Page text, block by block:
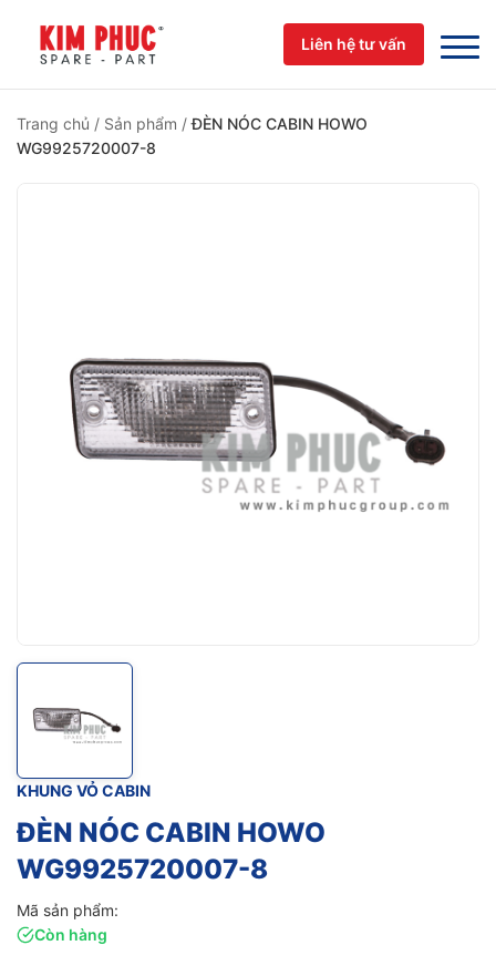
content
Liên hệ tư vấn
Trang chủ / Sản phẩm /ĐÈN NÓC CABIN HOWO
WG9925720007-8
KHUNG VỎ CABIN
ĐÈN NÓC CABIN HOWO
WG9925720007-8
Mã sản phẩm:
Còn hàng